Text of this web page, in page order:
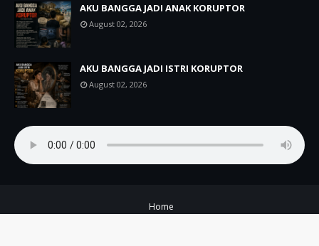
AKU BANGGA JADI ANAK KORUPTOR
August 02, 2026
AKU BANGGA JADI ISTRI KORUPTOR
August 02, 2026
Home